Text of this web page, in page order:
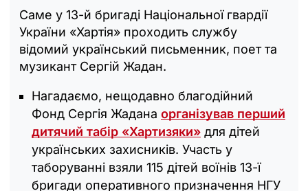
Саме у 13-й бригаді Національної гвардії
України «Хартія» проходить службу
відомий український письменник, поет та
музикант Сергій Жадан.
Нагадаємо, нещодавно благодійний
Фонд Сергія Жадана організував перший
дитячий табір «Хартизяки» для дітей
українських захисників. Участь у
таборуванні взяли 115 дітей воїнів 13-ї
бригади оперативного призначення НГУ